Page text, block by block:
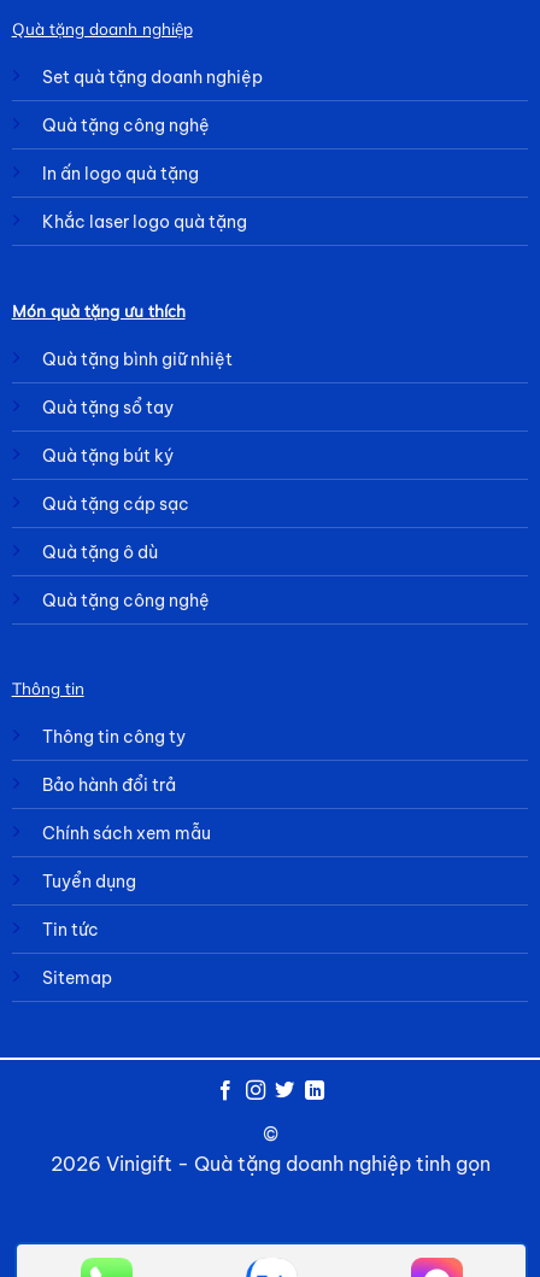
Quà tặng doanh nghiệp
Set quà tặng doanh nghiệp
Quà tặng công nghệ
In ấn logo quà tặng
Khắc laser logo quà tặng
Món quà tặng ưu thích
Quà tặng bình giữ nhiệt
Quà tặng sổ tay
Quà tặng bút ký
Quà tặng cáp sạc
Quà tặng ô dù
Quà tặng công nghệ
Thông tin
Thông tin công ty
Bảo hành đổi trả
Chính sách xem mẫu
Tuyển dụng
Tin tức
Sitemap
©
2026 Vinigift - Quà tặng doanh nghiệp tinh gọn